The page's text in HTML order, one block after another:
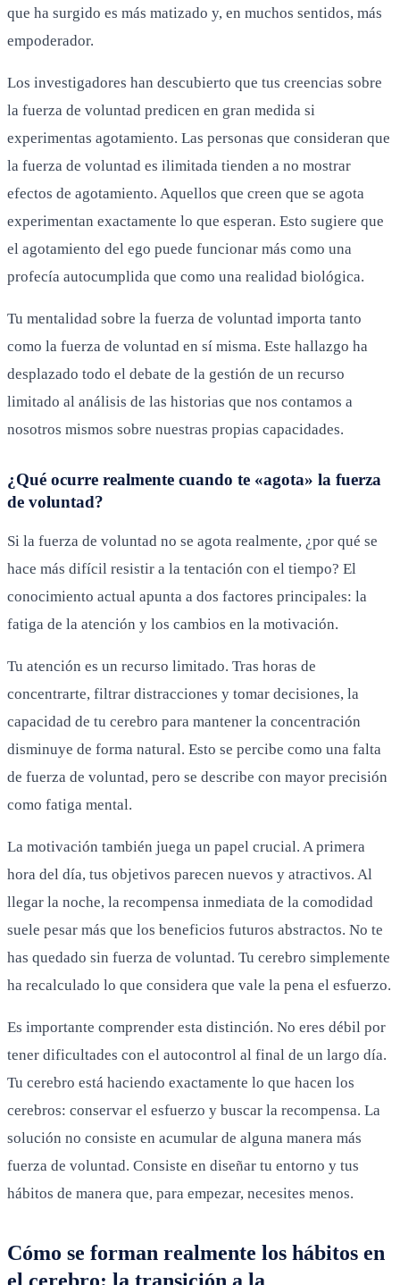
que ha surgido es más matizado y, en muchos sentidos, más
empoderador.
Los investigadores han descubierto que tus creencias sobre
la fuerza de voluntad predicen en gran medida si
experimentas agotamiento. Las personas que consideran que
la fuerza de voluntad es ilimitada tienden a no mostrar
efectos de agotamiento. Aquellos que creen que se agota
experimentan exactamente lo que esperan. Esto sugiere que
el agotamiento del ego puede funcionar más como una
profecía autocumplida que como una realidad biológica.
Tu mentalidad sobre la fuerza de voluntad importa tanto
como la fuerza de voluntad en sí misma. Este hallazgo ha
desplazado todo el debate de la gestión de un recurso
limitado al análisis de las historias que nos contamos a
nosotros mismos sobre nuestras propias capacidades.
¿Qué ocurre realmente cuando te «agota» la fuerza
de voluntad?
Si la fuerza de voluntad no se agota realmente, ¿por qué se
hace más difícil resistir a la tentación con el tiempo? El
conocimiento actual apunta a dos factores principales: la
fatiga de la atención y los cambios en la motivación.
Tu atención es un recurso limitado. Tras horas de
concentrarte, filtrar distracciones y tomar decisiones, la
capacidad de tu cerebro para mantener la concentración
disminuye de forma natural. Esto se percibe como una falta
de fuerza de voluntad, pero se describe con mayor precisión
como fatiga mental.
La motivación también juega un papel crucial. A primera
hora del día, tus objetivos parecen nuevos y atractivos. Al
llegar la noche, la recompensa inmediata de la comodidad
suele pesar más que los beneficios futuros abstractos. No te
has quedado sin fuerza de voluntad. Tu cerebro simplemente
ha recalculado lo que considera que vale la pena el esfuerzo.
Es importante comprender esta distinción. No eres débil por
tener dificultades con el autocontrol al final de un largo día.
Tu cerebro está haciendo exactamente lo que hacen los
cerebros: conservar el esfuerzo y buscar la recompensa. La
solución no consiste en acumular de alguna manera más
fuerza de voluntad. Consiste en diseñar tu entorno y tus
hábitos de manera que, para empezar, necesites menos.
Cómo se forman realmente los hábitos en
el cerebro: la transición a la